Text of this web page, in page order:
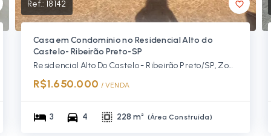
Ref.: 18142
Casa em Condomínio no Residencial Alto do
Castelo- Ribeirão Preto-SP
Residencial Alto Do Castelo - Ribeirão Preto/SP, Zona Sul
R$1.650.000 / VENDA
3 4 228 m² (Área Construída)